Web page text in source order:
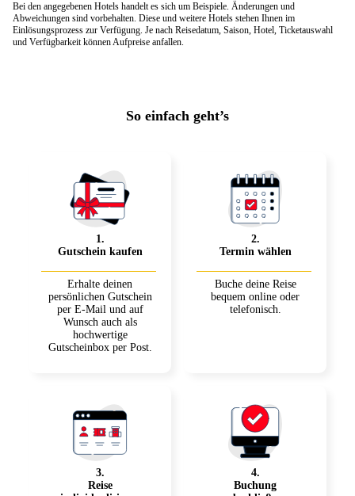
Bei den angegebenen Hotels handelt es sich um Beispiele. Änderungen und
Abweichungen sind vorbehalten. Diese und weitere Hotels stehen Ihnen im
Einlösungsprozess zur Verfügung. Je nach Reisedatum, Saison, Hotel, Ticketauswahl
und Verfügbarkeit können Aufpreise anfallen.
So einfach geht’s
1.
Gutschein kaufen
Erhalte deinen
persönlichen Gutschein
per E-Mail und auf
Wunsch auch als
hochwertige
Gutscheinbox per Post.
2.
Termin wählen
Buche deine Reise
bequem online oder
telefonisch.
3.
Reise
4.
Buchung